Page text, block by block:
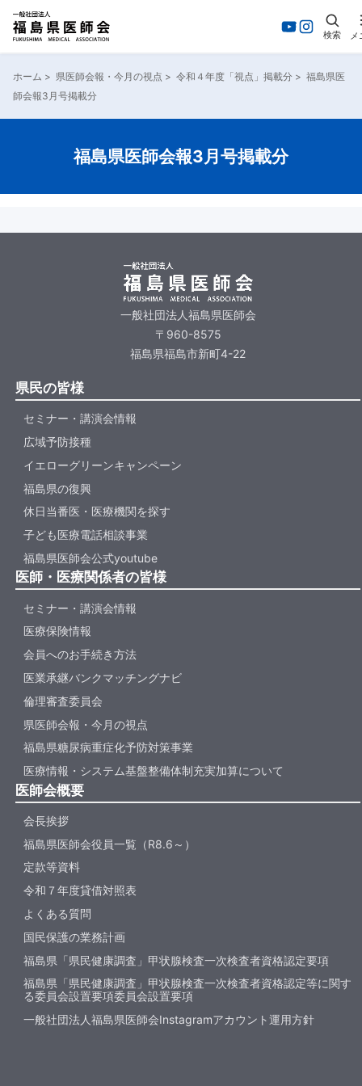
検索 メ
ホーム > 県医師会報・今月の視点 > 令和４年度「視点」掲載分 > 福島県医
師会報3月号掲載分
福島県医師会報3月号掲載分
一般社団法人福島県医師会
〒960-8575
福島県福島市新町4-22
県民の皆様
セミナー・講演会情報
広域予防接種
イエローグリーンキャンペーン
福島県の復興
休日当番医・医療機関を探す
子ども医療電話相談事業
福島県医師会公式youtube
医師・医療関係者の皆様
セミナー・講演会情報
医療保険情報
会員へのお手続き方法
医業承継バンクマッチングナビ
倫理審査委員会
県医師会報・今月の視点
福島県糖尿病重症化予防対策事業
医療情報・システム基盤整備体制充実加算について
医師会概要
会長挨拶
福島県医師会役員一覧（R8.6～）
定款等資料
令和７年度貸借対照表
よくある質問
国民保護の業務計画
福島県「県民健康調査」甲状腺検査一次検査者資格認定要項
福島県「県民健康調査」甲状腺検査一次検査者資格認定等に関す
る委員会設置要項委員会設置要項
一般社団法人福島県医師会Instagramアカウント運用方針